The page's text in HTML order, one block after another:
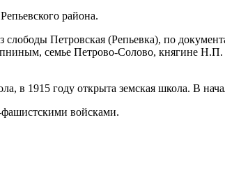
района.
Петровская (Репьевка), по
семье Петрово-Солово, княгине
в 1915 году открыта земская школа. В
войсками.